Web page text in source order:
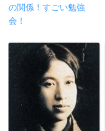
の関係！すごい勉強
会！